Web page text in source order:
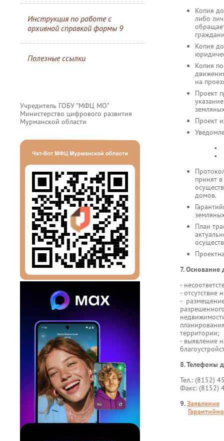
Инструкция по работе с
архивной справкой формы 9
Полезные ссылки
Учредитель ГОБУ "МФЦ МО"
Министерство цифрового развития
Мурманской области
Копия
либо
Копия
Копия
на
Проект
Проект
• о
• о
принят
домов.
План
7. Основание
-
- отсутствие
- размещение
территории;
- выявление
8. Телефоны
Тел.: (8152)
Факс: (8152)
9.Заявление